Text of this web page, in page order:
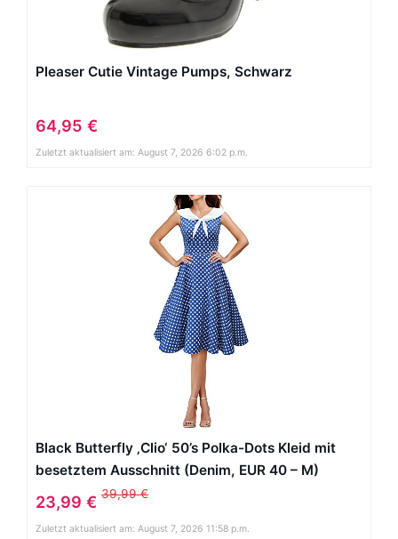
Pleaser Cutie Vintage Pumps, Schwarz
64,95 €
Zuletzt aktualisiert am: August 7, 2026 6:02 p.m.
Black Butterfly ‚Clio‘ 50’s Polka-Dots Kleid mit
besetztem Ausschnitt (Denim, EUR 40 – M)
23,99 € 39,99 €
Zuletzt aktualisiert am: August 7, 2026 11:58 p.m.